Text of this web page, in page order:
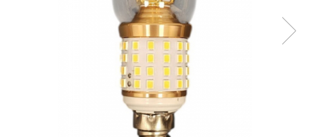
Corpuri Led - industriale
Aplice si Plafoniere Led